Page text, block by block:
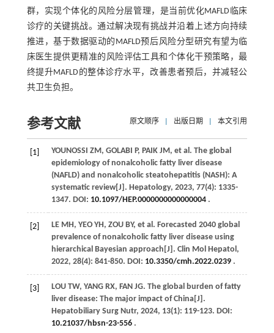
群，实现个体化的风险分层管理，是当前优化MAFLD临床
诊疗的关键挑战。通过解决现有挑战并沿着上述方向持续
推进，基于数据驱动的MAFLD预后风险分型研究有望为临
床医生提供更精准的风险评估工具和个体化干预策略，最
终提升MAFLD的整体诊疗水平，改善患者预后，并减轻公
共卫生负担。
参考文献 原文顺序 出版日期 本文引用
[1] YOUNOSSI ZM, GOLABI P, PAIK JM, et al . The global
epidemiology of nonalcoholic fatty liver disease
(NAFLD) and nonalcoholic steatohepatitis (NASH): A
systematic review[J]. Hepatology, 2023, 77(4): 1335-
1347. DOI: 10.1097/HEP.0000000000000004.
[2] LE MH, YEO YH, ZOU BY, et al . Forecasted 2040 global
prevalence of nonalcoholic fatty liver disease using
hierarchical Bayesian approach[J]. Clin Mol Hepatol ,
2022, 28(4): 841-850. DOI: 10.3350/cmh.2022.0239.
[3] LOU TW, YANG RX, FAN JG. The global burden of fatty
liver disease: The major impact of China[J].
Hepatobiliary Surg Nutr, 2024, 13(1): 119-123. DOI:
10.21037/hbsn-23-556.